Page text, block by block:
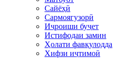
Сайёҳӣ
Сармоягузорӣ
Иҷроиши буҷет
Истифодаи замин
Ҳолати фавқулодда
Хифзи иҷтимоӣ